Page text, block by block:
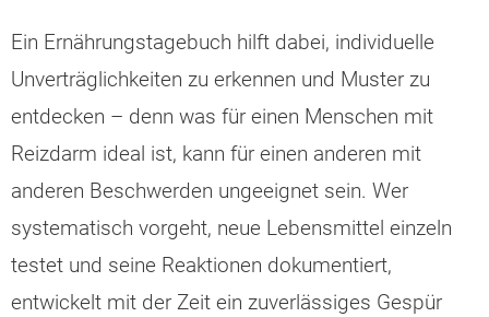
Ein Ernährungstagebuch hilft dabei, individuelle
Unverträglichkeiten zu erkennen und Muster zu
entdecken – denn was für einen Menschen mit
Reizdarm ideal ist, kann für einen anderen mit
anderen Beschwerden ungeeignet sein. Wer
systematisch vorgeht, neue Lebensmittel einzeln
testet und seine Reaktionen dokumentiert,
entwickelt mit der Zeit ein zuverlässiges Gespür